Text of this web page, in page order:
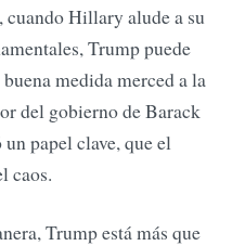
Hillary alude a su
Trump puede
medida merced a la
del gobierno de Barack
papel clave, que el
caos.
Trump está más que